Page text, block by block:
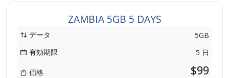
ZAMBIA 5GB 5 DAYS
データ
5GB
有効期限
5 日
価格 $99